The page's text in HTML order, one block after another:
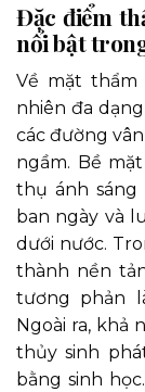
Đặc điểm
nổi bật
Về mặt thẩm
nhiên đa
các đường
ngầm. Bề
thụ ánh sáng
ban ngày và
dưới nước.
thành nền
tương phản
Ngoài ra, khả
thủy sinh
bằng sinh